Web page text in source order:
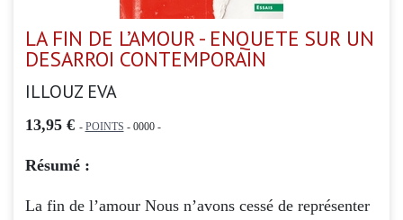
LA FIN DE L’AMOUR - ENQUETE SUR UN
DESARROI CONTEMPORAIN
ILLOUZ EVA
13,95 € - POINTS - 0000 -
Résumé :
La fin de l’amour Nous n’avons cessé de représenter